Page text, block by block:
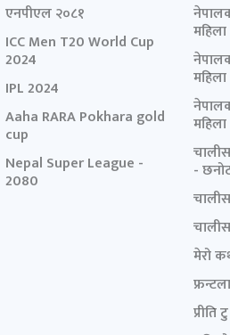
एनपीएल २०८१
ICC Men T20 World Cup
2024
IPL 2024
Aaha RARA Pokhara gold
cup
Nepal Super League -
2080
-
मेरो
प्रीति